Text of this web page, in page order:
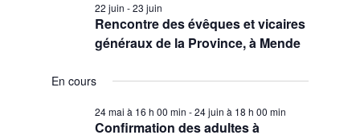
Rencontre des évêques et vicaires
généraux de la Province, à Mende
22 juin -23 juin
En cours
Confirmation des adultes à
24 mai à 16 h 00 min -24 juin à 18 h 00 min